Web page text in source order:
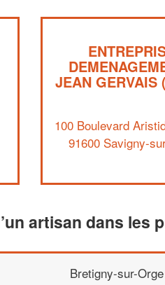
JEAN GERVAIS
100 Boulevard
91600 Savigny-
artisan dans les
Bretigny-sur-Orge